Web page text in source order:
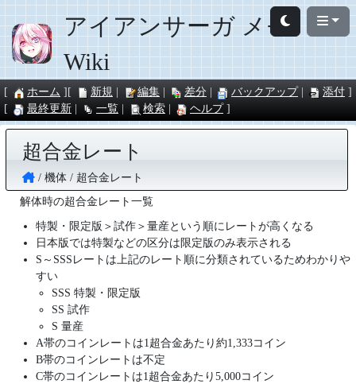
アイアンサーガ メモ
Wiki
ホーム 新規 編集 差分 バックアップ
添付
最終更新
一覧 検索 ヘルプ
超合金レート
機体
超合金レート
解体時の超合金レート一覧
特製・限定版＞試作＞量産という順にレートが高くなる
日本版では特製などの区分は限定版のみ表示される
S～SSSレートは上記のレート順に分類されているためわかりや
すい
SSS 特製・限定版
SS 試作
S 量産
A帯のコインレートは1超合金あたり約1,333コイン
B帯のコインレートは不定
C帯のコインレートは1超合金あたり5,000コイン